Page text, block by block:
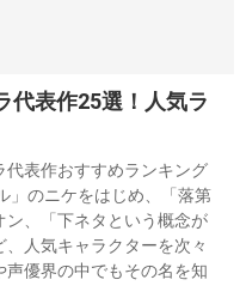
代表作25選！人気ラ
表作おすすめランキング
」のニケをはじめ、「落第
、「下ネタという概念が
人気キャラクターを次々
優界の中でもその名を知